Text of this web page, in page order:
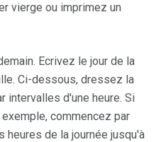
vierge ou imprimez un
Ecrivez le jour de la
Ci-dessous, dressez la
intervalles d'une heure. Si
commencez par
de la journée jusqu'à